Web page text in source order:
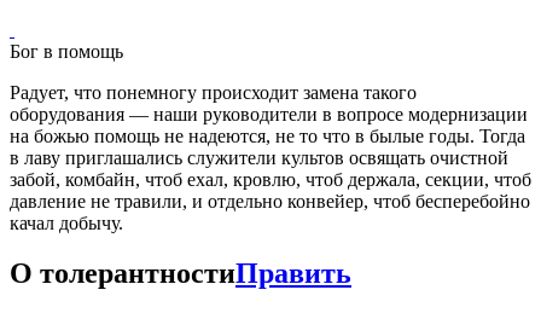
Бог в помощь
Радует, что понемногу происходит замена такого
оборудования — наши руководители в вопросе модернизации
на божью помощь не надеются, не то что в былые годы. Тогда
в лаву приглашались служители культов освящать очистной
забой, комбайн, чтоб ехал, кровлю, чтоб держала, секции, чтоб
давление не травили, и отдельно конвейер, чтоб бесперебойно
качал добычу.
О толерантностиПравить